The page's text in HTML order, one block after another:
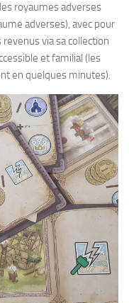
royaumes adverses
adverses), avec pour
via sa collection
et familial (les
en quelques minutes).